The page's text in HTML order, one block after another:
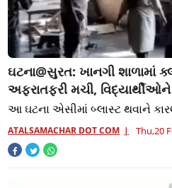
ઘટના@સુરત: ખાનગી
અફરાતફરી મચી,
આ ઘટના એસીમાં બ્લાસ્ટ થવાને
ATALSAMACHAR DOT COM Thu,20